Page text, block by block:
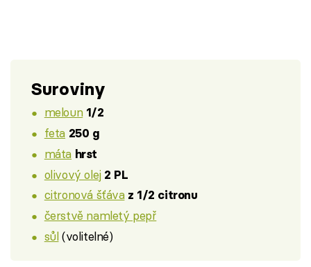
Suroviny
meloun 1/2
feta 250 g
máta hrst
olivový olej 2 PL
citronová šťáva z 1/2 citronu
čerstvě namletý pepř
sůl(volitelné)